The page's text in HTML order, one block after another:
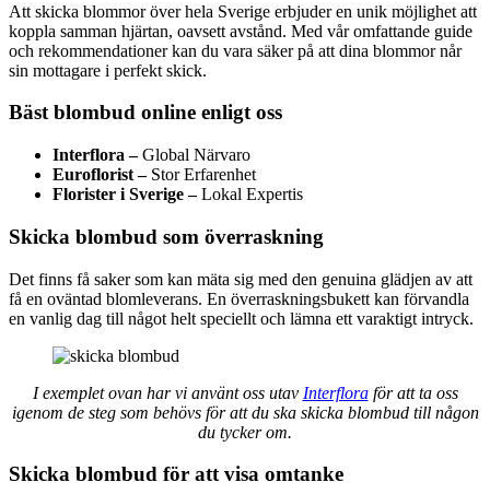
Att skicka blommor över hela Sverige erbjuder en unik möjlighet att
koppla samman hjärtan, oavsett avstånd. Med vår omfattande guide
och rekommendationer kan du vara säker på att dina blommor når
sin mottagare i perfekt skick.
Bäst blombud online enligt oss
Interflora –Global Närvaro
Euroflorist – Stor Erfarenhet
Florister i Sverige –Lokal Expertis
Skicka blombud som överraskning
Det finns få saker som kan mäta sig med den genuina glädjen av att
få en oväntad blomleverans. En överraskningsbukett kan förvandla
en vanlig dag till något helt speciellt och lämna ett varaktigt intryck.
I exemplet ovan har vi använt oss utav Interfloraför att ta oss
igenom de steg som behövs för att du ska skicka blombud till någon
du tycker om.
Skicka blombud för att visa omtanke